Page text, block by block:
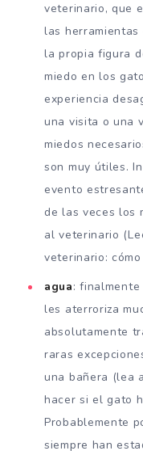
veterinario, que
las herramientas
la propia figura
miedo en los
experiencia
una visita o una
miedos
son muy útiles.
evento
de las veces los
al veterinario
veterinario:
agua:
les aterroriza
absolutamente
raras
una bañera (lea
hacer si el gato
Probablemente
siempre han